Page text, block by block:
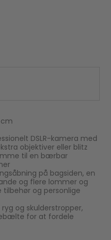
cm
DSLR-kamera med
objektiver eller blitz
til en bærbar
på bagsiden, en
og flere lommer og
og personlige
og skulderstropper,
for at fordele